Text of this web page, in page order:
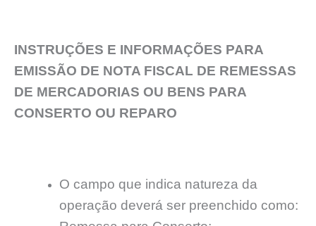
INSTRUÇÕES E INFORMAÇÕES PARA
EMISSÃO DE NOTA FISCAL DE REMESSAS
DE MERCADORIAS OU BENS PARA
CONSERTO OU REPARO
O campo que indica natureza da
operação deverá ser preenchido como: